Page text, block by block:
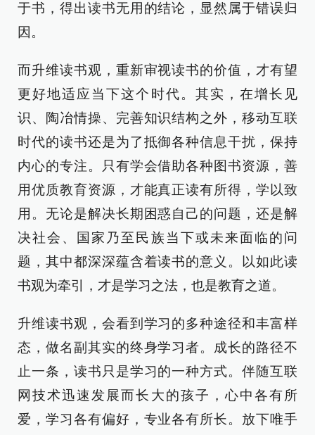
于书，得出读书无用的结论，显然属于错误归
因。
而升维读书观，重新审视读书的价值，才有望
更好地适应当下这个时代。其实，在增长见
识、陶冶情操、完善知识结构之外，移动互联
时代的读书还是为了抵御各种信息干扰，保持
内心的专注。只有学会借助各种图书资源，善
用优质教育资源，才能真正读有所得，学以致
用。无论是解决长期困惑自己的问题，还是解
决社会、国家乃至民族当下或未来面临的问
题，其中都深深蕴含着读书的意义。以如此读
书观为牵引，才是学习之法，也是教育之道。
升维读书观，会看到学习的多种途径和丰富样
态，做名副其实的终身学习者。成长的路径不
止一条，读书只是学习的一种方式。伴随互联
网技术迅速发展而长大的孩子，心中各有所
爱，学习各有偏好，专业各有所长。放下唯手